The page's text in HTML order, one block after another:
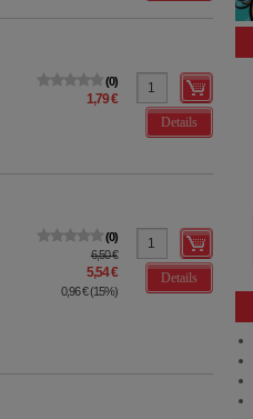
0
1,79 €
Details
0
6,50 €
5,54 €
0,96 €(15%)
Details